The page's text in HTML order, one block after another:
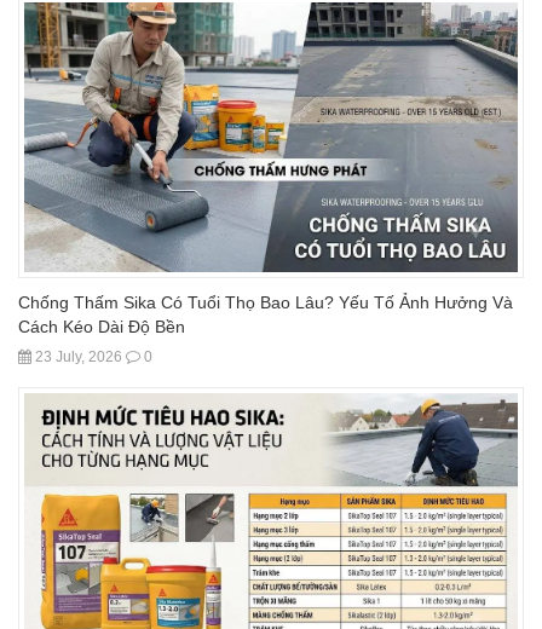
Chống Thấm Sika Có Tuổi Thọ Bao Lâu? Yếu Tố Ảnh Hưởng Và
Cách Kéo Dài Độ Bền
23 July, 2026 0